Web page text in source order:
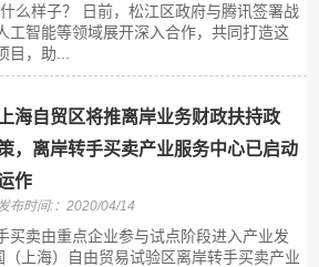
么样子？ 日前，松江区政府与腾讯签署战
工智能等领域展开深入合作，共同打造这
目，助...
上海自贸区将推离岸业务财政扶持政
，离岸转手买卖产业服务中心已启动
作
布时间:：2020/04/14
买卖由重点企业参与试点阶段进入产业发
上海）自由贸易试验区离岸转手买卖产业